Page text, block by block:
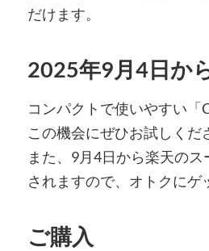
だけます。
2025年9月4日か
コンパクトで使いやすい「
この機会にぜひお試しくだ
また、9月4日から楽天のス
されますので、オトクにゲ
ご購入